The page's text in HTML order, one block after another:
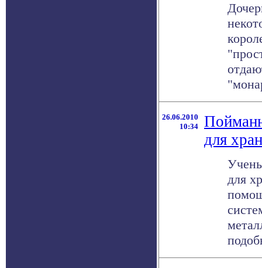
26.06.2010
10:34
для
для